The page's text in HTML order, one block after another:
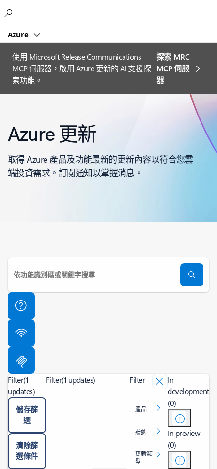
Azure
使用 Microsoft Release Communications
MCP 伺服器，啟用 Azure 更新的 AI 支援探
索功能。
探索 MRC
MCP 伺服
器
Azure 更新
取得 Azure 產品及功能最新的更新內容以符合您雲
端投資需求。訂閱通知以掌握消息。
Filter(1
updates)
儲存篩
選
清除篩
選條件
Filter(1 updates) Filter
產品
狀態
更新類
型
In
development
(0)
In preview
(0)